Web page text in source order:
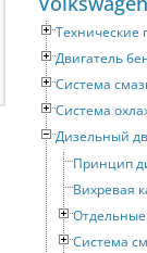
Технические
Двигатель
Система
Система
Дизельный
Принцип
Вихревая
Отдельные
Система